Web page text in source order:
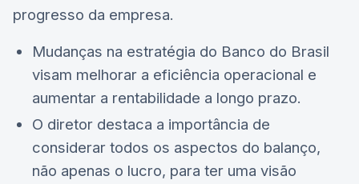
progresso da empresa.
Mudanças na estratégia do Banco do Brasil
visam melhorar a eficiência operacional e
aumentar a rentabilidade a longo prazo.
O diretor destaca a importância de
considerar todos os aspectos do balanço,
não apenas o lucro, para ter uma visão